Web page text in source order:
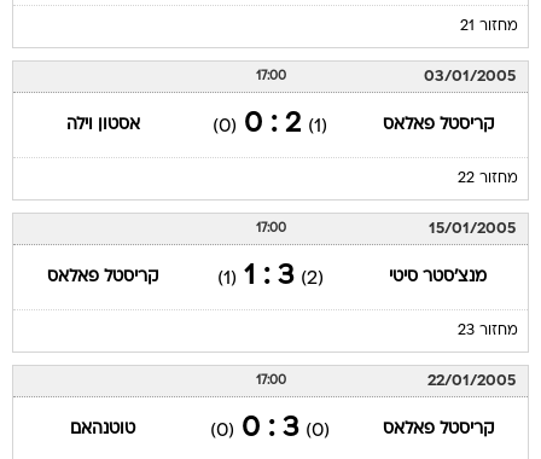
מחזור 21
03/01/2005
17:00
קריסטל פאלאס (1)
2 : 0
(0) אסטון וילה
מחזור 22
15/01/2005
17:00
מנצ'סטר סיטי (2)
3 : 1
(1) קריסטל פאלאס
מחזור 23
22/01/2005
17:00
קריסטל פאלאס (0)
3 : 0
(0) טוטנהאם